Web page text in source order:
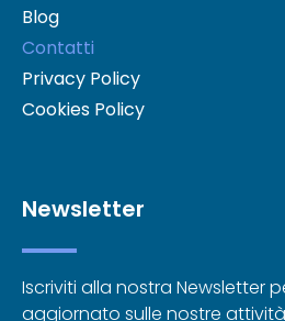
Blog
Contatti
Privacy Policy
Cookies Policy
Newsletter
Iscriviti alla nostra Newsletter
aggiornato sulle nostre